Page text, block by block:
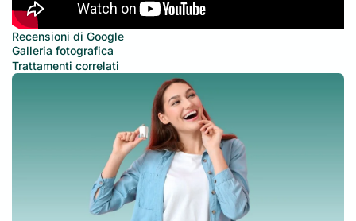
Recensioni di Google
Galleria fotografica
Trattamenti correlati